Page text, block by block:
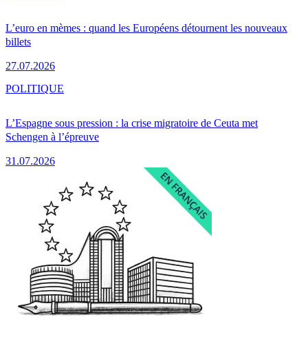
L’euro en mèmes : quand les Européens détournent les nouveaux
billets
27.07.2026
L’Espagne sous pression : la crise migratoire de Ceuta met
Schengen à l’épreuve
31.07.2026
POLITIQUE